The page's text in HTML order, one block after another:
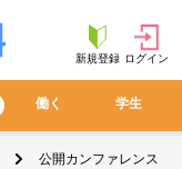
新規登録 ログイン
働く 学生
公開カンファレンス